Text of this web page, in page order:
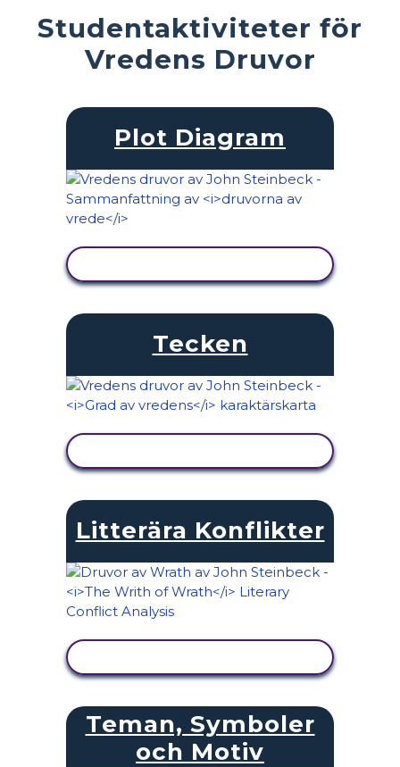
Studentaktiviteter för
Vredens Druvor
Plot Diagram
Tecken
Litterära Konflikter
Teman, Symboler
och Motiv